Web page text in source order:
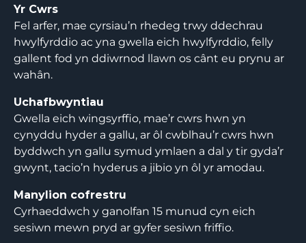
Yr Cwrs
Fel arfer, mae cyrsiau’n rhedeg trwy ddechrau
hwylfyrddio ac yna gwella eich hwylfyrddio, felly
gallent fod yn ddiwrnod llawn os cânt eu prynu ar
wahân.
Uchafbwyntiau
Gwella eich wingsyrffio, mae’r cwrs hwn yn
cynyddu hyder a gallu, ar ôl cwblhau’r cwrs hwn
byddwch yn gallu symud ymlaen a dal y tir gyda’r
gwynt, tacio’n hyderus a jibio yn ôl yr amodau.
Manylion cofrestru
Cyrhaeddwch y ganolfan 15 munud cyn eich
sesiwn mewn pryd ar gyfer sesiwn friffio.